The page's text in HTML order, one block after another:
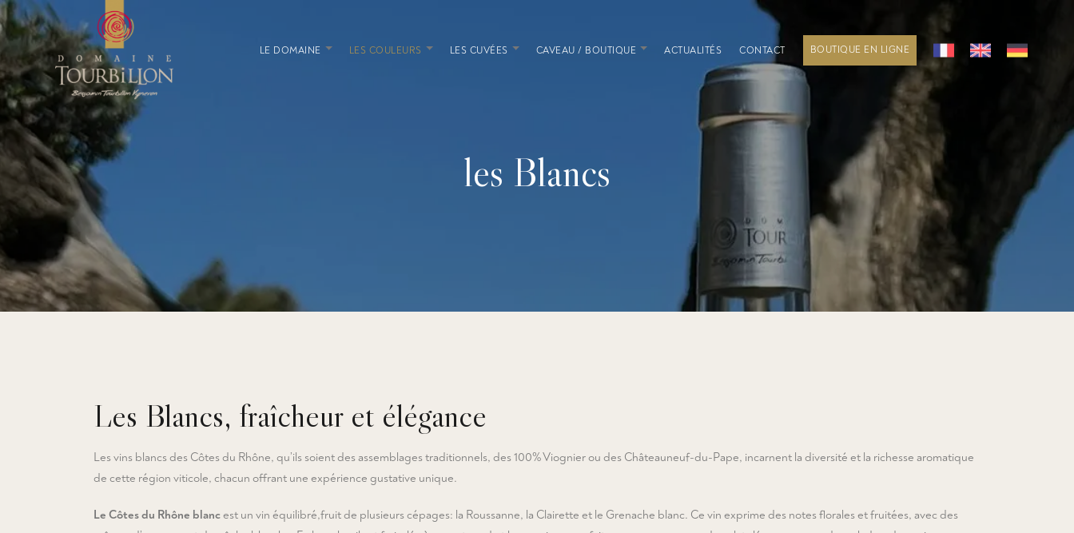
LE DOMAINE LES COULEURS LES CUVÉES CAVEAU / BOUTIQUE ACTUALITÉS CONTACT BOUTIQUE EN LIGNE
les Blancs
Les Blancs, fraîcheur et élégance
Les vins blancs des Côtes du Rhône, qu’ils soient des assemblages traditionnels, des 100% Viognier ou des Châteauneuf-du-Pape, incarnent la diversité et la richesse aromatique
de cette région viticole, chacun offrant une expérience gustative unique.
Le Côtes du Rhône blancest un vin équilibré,fruit de plusieurs cépages: la Roussanne, la Clairette et le Grenache blanc. Ce vin exprime des notes florales et fruitées, avec des